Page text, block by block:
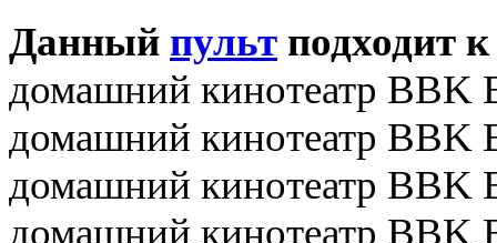
Данный пульт подходит
домашний кинотеатр BBK
домашний кинотеатр BBK
домашний кинотеатр BBK
домашний кинотеатр BBK